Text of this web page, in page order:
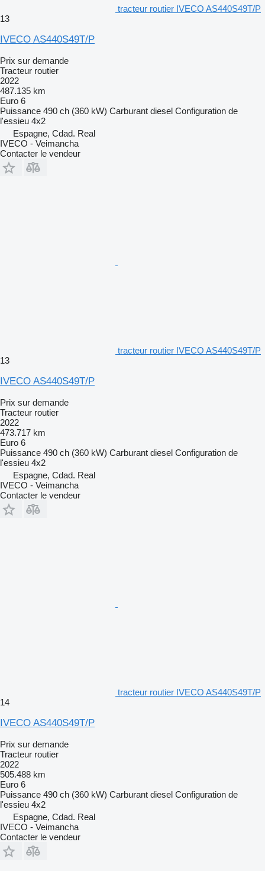
tracteur routier IVECO AS440S49T/P
13
IVECO AS440S49T/P
Prix sur demande
Tracteur routier
2022
487.135 km
Euro 6
Puissance 490 ch (360 kW) Carburant diesel Configuration de
l'essieu 4x2
Espagne, Cdad. Real
IVECO - Veimancha
Contacter le vendeur
tracteur routier IVECO AS440S49T/P
13
IVECO AS440S49T/P
Prix sur demande
Tracteur routier
2022
473.717 km
Euro 6
Puissance 490 ch (360 kW) Carburant diesel Configuration de
l'essieu 4x2
Espagne, Cdad. Real
IVECO - Veimancha
Contacter le vendeur
tracteur routier IVECO AS440S49T/P
14
IVECO AS440S49T/P
Prix sur demande
Tracteur routier
2022
505.488 km
Euro 6
Puissance 490 ch (360 kW) Carburant diesel Configuration de
l'essieu 4x2
Espagne, Cdad. Real
IVECO - Veimancha
Contacter le vendeur